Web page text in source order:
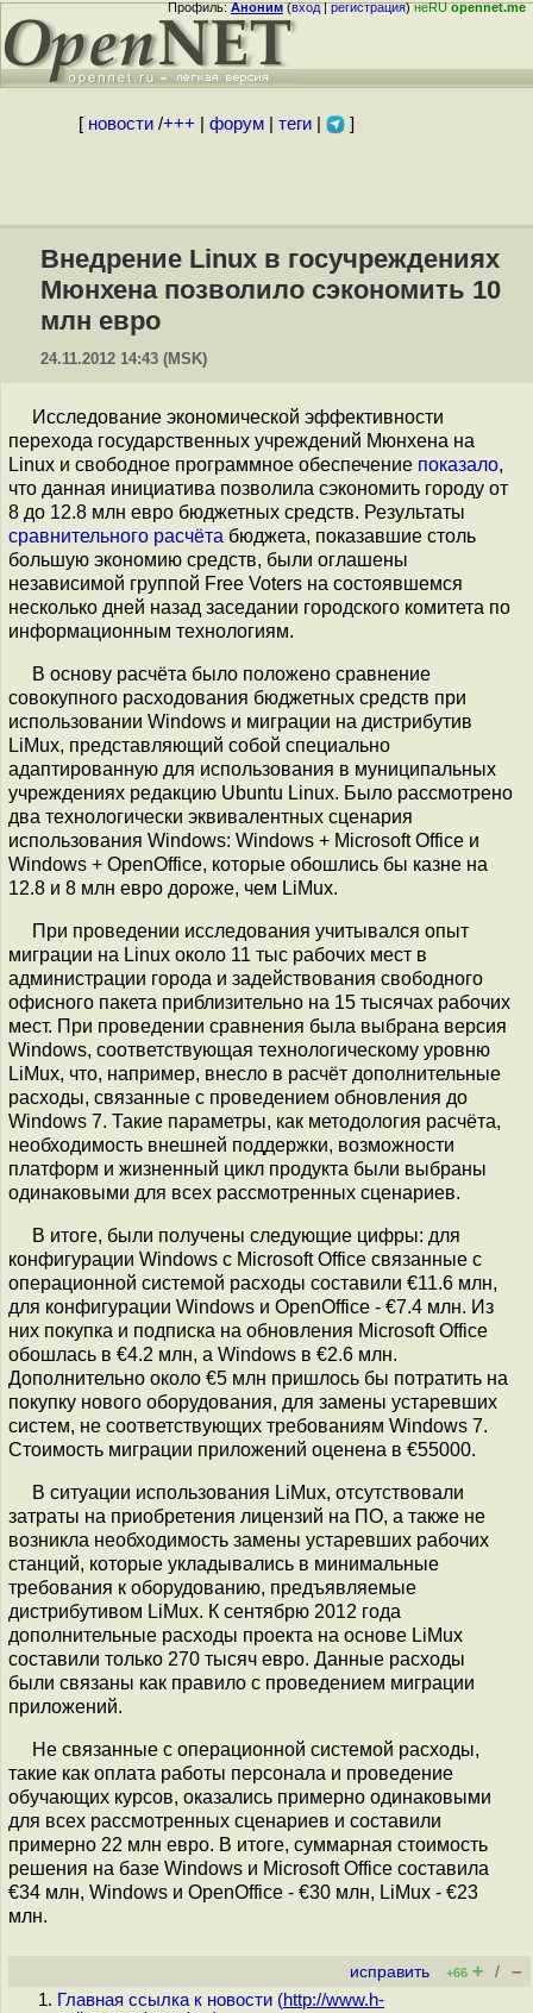
Профиль:Аноним(вход|регистрация)неRUopennet.me
[ новости/+++ форум| теги| ]
Внедрение Linux в госучреждениях
Мюнхена позволило сэкономить 10
млн евро
24.11.2012 14:43 (MSK)
Исследование экономической эффективности
перехода государственных учреждений Мюнхена на
Linux и свободное программное обеспечение показало,
что данная инициатива позволила сэкономить городу от
8 до 12.8 млн евро бюджетных средств. Результаты
сравнительного расчёта бюджета, показавшие столь
большую экономию средств, были оглашены
независимой группой Free Voters на состоявшемся
несколько дней назад заседании городского комитета по
информационным технологиям.
В основу расчёта было положено сравнение
совокупного расходования бюджетных средств при
использовании Windows и миграции на дистрибутив
LiMux, представляющий собой специально
адаптированную для использования в муниципальных
учреждениях редакцию Ubuntu Linux. Было рассмотрено
два технологически эквивалентных сценария
использования Windows: Windows + Microsoft Office и
Windows + OpenOffice, которые обошлись бы казне на
12.8 и 8 млн евро дороже, чем LiMux.
При проведении исследования учитывался опыт
миграции на Linux около 11 тыс рабочих мест в
администрации города и задействования свободного
офисного пакета приблизительно на 15 тысячах рабочих
мест. При проведении сравнения была выбрана версия
Windows, соответствующая технологическому уровню
LiMux, что, например, внесло в расчёт дополнительные
расходы, связанные с проведением обновления до
Windows 7. Такие параметры, как методология расчёта,
необходимость внешней поддержки, возможности
платформ и жизненный цикл продукта были выбраны
одинаковыми для всех рассмотренных сценариев.
В итоге, были получены следующие цифры: для
конфигурации Windows с Microsoft Office связанные с
операционной системой расходы составили €11.6 млн,
для конфигурации Windows и OpenOffice - €7.4 млн. Из
них покупка и подписка на обновления Microsoft Office
обошлась в €4.2 млн, а Windows в €2.6 млн.
Дополнительно около €5 млн пришлось бы потратить на
покупку нового оборудования, для замены устаревших
систем, не соответствующих требованиям Windows 7.
Стоимость миграции приложений оценена в €55000.
В ситуации использования LiMux, отсутствовали
затраты на приобретения лицензий на ПО, а также не
возникла необходимость замены устаревших рабочих
станций, которые укладывались в минимальные
требования к оборудованию, предъявляемые
дистрибутивом LiMux. К сентябрю 2012 года
дополнительные расходы проекта на основе LiMux
составили только 270 тысяч евро. Данные расходы
были связаны как правило с проведением миграции
приложений.
Не связанные с операционной системой расходы,
такие как оплата работы персонала и проведение
обучающих курсов, оказались примерно одинаковыми
для всех рассмотренных сценариев и составили
примерно 22 млн евро. В итоге, суммарная стоимость
решения на базе Windows и Microsoft Office составила
€34 млн, Windows и OpenOffice - €30 млн, LiMux - €23
млн.
исправить +66 + / –
Главная ссылка к новости (http://www.h-